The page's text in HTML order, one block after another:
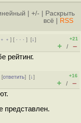
+/-
Раскрыть
всё
RSS
] [ · · ·][↓]
+21
+ / –
рейтинг.
[ответить][↓]
+16
+ / –
представлен.